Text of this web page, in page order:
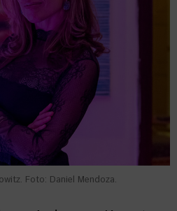
Foto: Daniel Mendoza.